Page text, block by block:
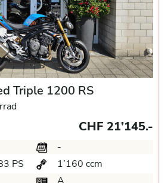
Triple 1200 RS
CHF 21’145.-
-
PS
1’160 ccm